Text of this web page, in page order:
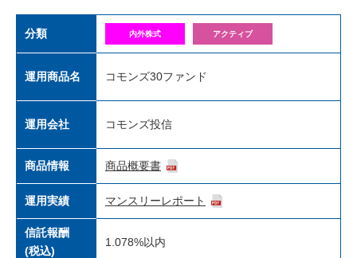
分類 内外株式 アクティブ
運用商品名 コモンズ30ファンド
運用会社 コモンズ投信
商品情報 商品概要書
運用実績 マンスリーレポート
信託報酬
(税込)
1.078%以内